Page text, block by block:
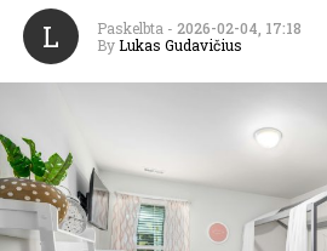
L Paskelbta - 2026-02-04, 17:18
By Lukas Gudavičius